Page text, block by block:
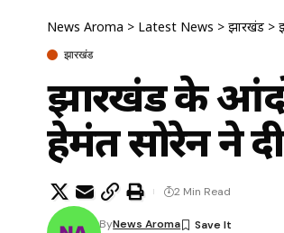
News Aroma > Latest News > झारखंड >
झारखंड
झारखंड के
हेमंत सोरेन ने दी
ByNews Aroma
2 Min Read